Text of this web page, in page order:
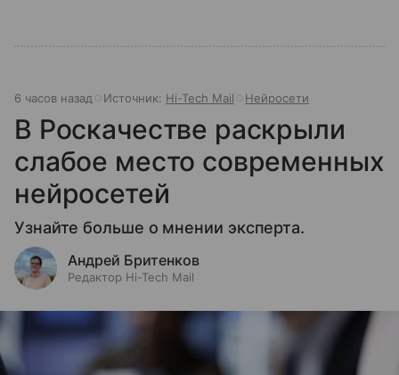
6 часов назад Источник: Hi-Tech Mail Нейросети
В Роскачестве раскрыли
слабое место современных
нейросетей
Узнайте больше о мнении эксперта.
Андрей Бритенков
Редактор Hi-Tech Mail